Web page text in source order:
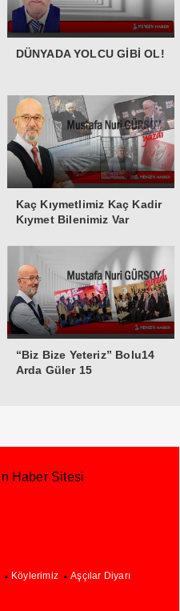
DÜNYADA YOLCU GİBİ OL!
Kaç Kıymetlimiz Kaç Kadir
Kıymet Bilenimiz Var
“Biz Bize Yeteriz” Bolu14
Arda Güler 15
Köylerimiz Aşçılar Diyarı